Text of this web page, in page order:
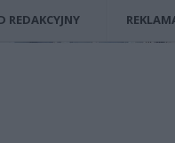
REDAKCYJNY